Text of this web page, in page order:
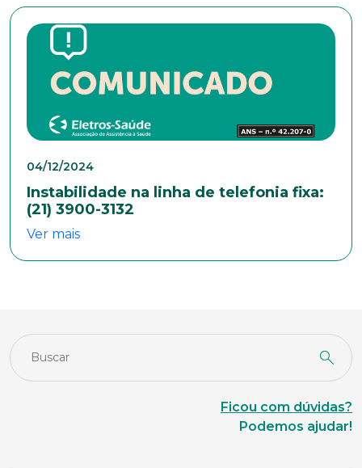
04/12/2024
Instabilidade na linha de telefonia fixa:
(21) 3900-3132
Ver mais
Ficou com dúvidas?
Podemos ajudar!